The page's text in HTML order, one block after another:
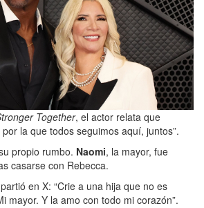
Together, el actor relata que
por la que todos seguimos aquí, juntos”.
propio rumbo. Naomi, la mayor, fue
casarse con Rebecca.
en X: “Crie a una hija que no es
mayor. Y la amo con todo mi corazón”.